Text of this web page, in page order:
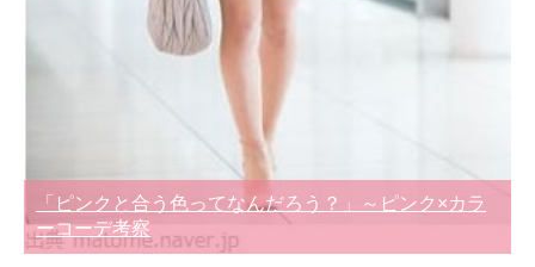
「ピンクと合う色ってなんだろう？」～ピンク×カラ
ーコーデ考察